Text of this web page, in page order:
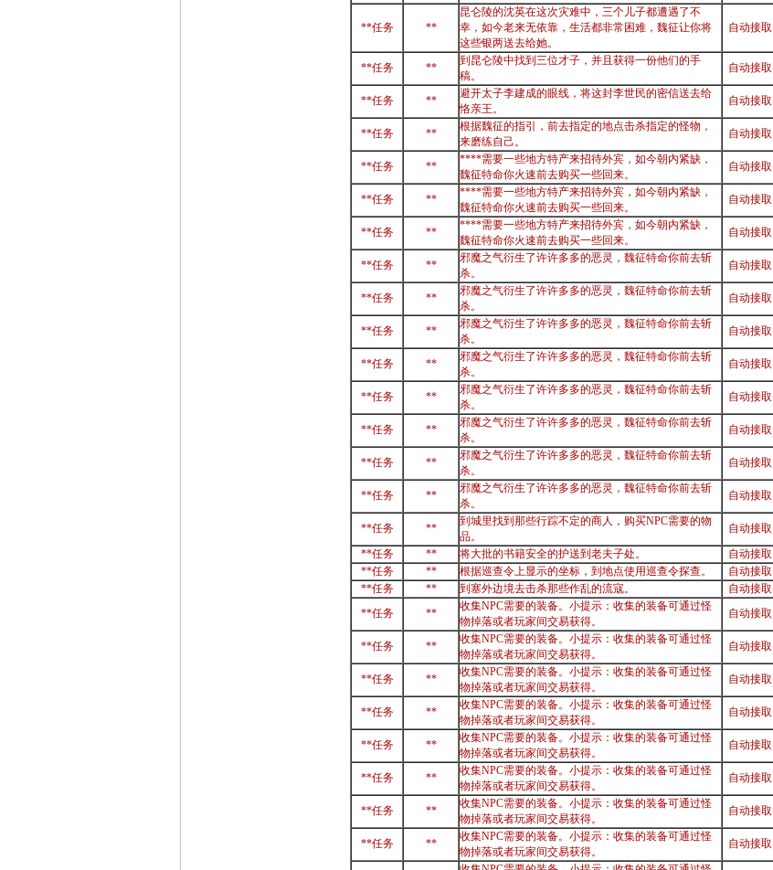
**任务 **
昆仑陵的沈英在这次灾难中，三个儿子都遭遇了不
幸，如今老来无依靠，生活都非常困难，魏征让你将
这些银两送去给她。
自动接取
**任务 **
到昆仑陵中找到三位才子，并且获得一份他们的手
稿。
自动接取
**任务 **
避开太子李建成的眼线，将这封李世民的密信送去给
恪亲王。
自动接取
**任务 **
根据魏征的指引，前去指定的地点击杀指定的怪物，
来磨练自己。
自动接取
**任务 **
****需要一些地方特产来招待外宾，如今朝内紧缺，
魏征特命你火速前去购买一些回来。
自动接取
**任务 **
****需要一些地方特产来招待外宾，如今朝内紧缺，
魏征特命你火速前去购买一些回来。
自动接取
**任务 **
****需要一些地方特产来招待外宾，如今朝内紧缺，
魏征特命你火速前去购买一些回来。
自动接取
**任务 **
邪魔之气衍生了许许多多的恶灵，魏征特命你前去斩
杀。
自动接取
**任务 **
邪魔之气衍生了许许多多的恶灵，魏征特命你前去斩
杀。
自动接取
**任务 **
邪魔之气衍生了许许多多的恶灵，魏征特命你前去斩
杀。
自动接取
**任务 **
邪魔之气衍生了许许多多的恶灵，魏征特命你前去斩
杀。
自动接取
**任务 **
邪魔之气衍生了许许多多的恶灵，魏征特命你前去斩
杀。
自动接取
**任务 **
邪魔之气衍生了许许多多的恶灵，魏征特命你前去斩
杀。
自动接取
**任务 **
邪魔之气衍生了许许多多的恶灵，魏征特命你前去斩
杀。
自动接取
**任务 **
邪魔之气衍生了许许多多的恶灵，魏征特命你前去斩
杀。
自动接取
**任务 **
到城里找到那些行踪不定的商人，购买NPC需要的物
品。
自动接取
**任务
** 将大批的书籍安全的护送到老夫子处。 自动接取
**任务
** 根据巡查令上显示的坐标，到地点使用巡查令探查。 自动接取
**任务
** 到塞外边境去击杀那些作乱的流寇。 自动接取
**任务
**
收集NPC需要的装备。小提示：收集的装备可通过怪
物掉落或者玩家间交易获得。
自动接取
**任务 **
收集NPC需要的装备。小提示：收集的装备可通过怪
物掉落或者玩家间交易获得。
自动接取
**任务 **
收集NPC需要的装备。小提示：收集的装备可通过怪
物掉落或者玩家间交易获得。
自动接取
**任务 **
收集NPC需要的装备。小提示：收集的装备可通过怪
物掉落或者玩家间交易获得。
自动接取
**任务 **
收集NPC需要的装备。小提示：收集的装备可通过怪
物掉落或者玩家间交易获得。
自动接取
**任务 **
收集NPC需要的装备。小提示：收集的装备可通过怪
物掉落或者玩家间交易获得。
自动接取
**任务 **
收集NPC需要的装备。小提示：收集的装备可通过怪
物掉落或者玩家间交易获得。
自动接取
**任务 **
收集NPC需要的装备。小提示：收集的装备可通过怪
物掉落或者玩家间交易获得。
自动接取